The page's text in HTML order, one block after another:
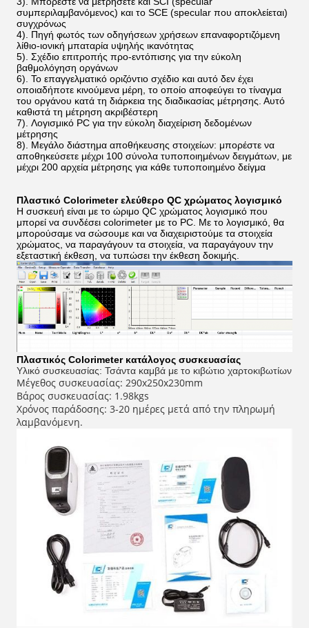
συμπεριλαμβανόμενος) και το SCE (specular που αποκλείεται)
συγχρόνως
4). Πηγή φωτός των οδηγήσεων χρήσεων επαναφορτιζόμενη
λίθιο-ιονική μπαταρία υψηλής ικανότητας
5). Σχέδιο επιτροπής προ-εντόπισης για την εύκολη
βαθμολόγηση οργάνων
6). Το επαγγελματικό οριζόντιο σχέδιο και αυτό δεν έχει
οποιαδήποτε κινούμενα μέρη, το οποίο αποφεύγει το τίναγμα
του οργάνου κατά τη διάρκεια της διαδικασίας μέτρησης. Αυτό
καθιστά τη μέτρηση ακριβέστερη
7). Λογισμικό PC για την εύκολη διαχείριση δεδομένων
μέτρησης
8). Μεγάλο διάστημα αποθήκευσης στοιχείων: μπορέστε να
αποθηκεύσετε μέχρι 100 σύνολα τυποποιημένων δειγμάτων, με
μέχρι 200 αρχεία μέτρησης για κάθε τυποποιημένο δείγμα
Πλαστικό Colorimeter ελεύθερο QC χρώματος λογισμικό
Η συσκευή είναι με το ώριμο QC χρώματος λογισμικό που
μπορεί να συνδέσει colorimeter με το PC. Με το λογισμικό, θα
μπορούσαμε να σώσουμε και να διαχειριστούμε τα στοιχεία
χρώματος, να παραγάγουν τα στοιχεία, να παραγάγουν την
εξεταστική έκθεση, να τυπώσει την έκθεση δοκιμής.
Πλαστικός Colorimeter κατάλογος συσκευασίας
Υλικό συσκευασίας: Τσάντα καμβά με το κιβώτιο χαρτοκιβωτίων
Μέγεθος συσκευασίας: 290x250x230mm
Βάρος συσκευασίας: 1.98kgs
Χρόνος παράδοσης: 3-20 ημέρες μετά από την πληρωμή
λαμβανόμενη.